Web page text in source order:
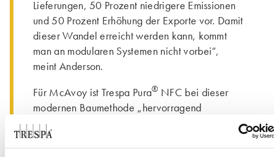
Lieferungen, 50 Prozent niedrigere Emissionen
und 50 Prozent Erhöhung der Exporte vor. Damit
dieser Wandel erreicht werden kann, kommt
man an modularen Systemen nicht vorbei“,
meint Anderson.
Für McAvoy ist Trespa Pura® NFC bei dieser
modernen Baumethode „hervorragend
geeignet“. „Durch die einfache Installation und
Flexibilität sind wir in der Lage, die